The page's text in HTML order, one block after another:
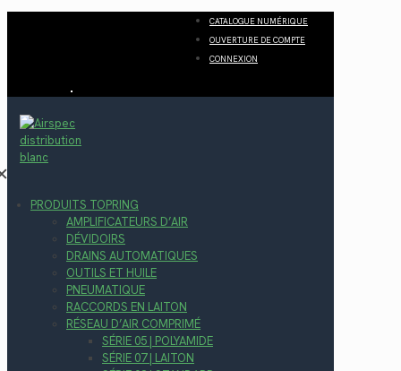
CATALOGUE NUMÉRIQUE
OUVERTURE DE COMPTE
CONNEXION
PRODUITS TOPRING
AMPLIFICATEURS D’AIR
DÉVIDOIRS
DRAINS AUTOMATIQUES
OUTILS ET HUILE
PNEUMATIQUE
RACCORDS EN LAITON
RÉSEAU D’AIR COMPRIMÉ
SÉRIE 05 | POLYAMIDE
SÉRIE 07 | LAITON